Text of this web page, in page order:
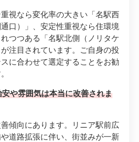
視なら変化率の大きい「名駅西
口）」、安定性重視なら住環境
つつある「名駅北側（ノリタケ
注目されています。ご自身の投
に合わせて選定することをお勧
や雰囲気は本当に改善されま
傾向にあります。リニア駅前広
道路拡張に伴い、街並みが一新